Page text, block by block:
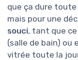
que ça dure
mais pour une
souci, tant que ce
(salle de bain) ou
vitrée toute la